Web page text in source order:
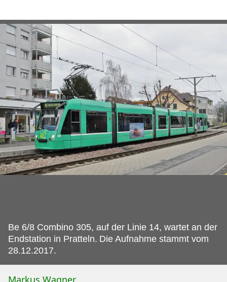
Be 6/8 Combino 305, auf der Linie 14, wartet an der
Endstation in Pratteln. Die Aufnahme stammt vom
28.12.2017.
Markus Wagner